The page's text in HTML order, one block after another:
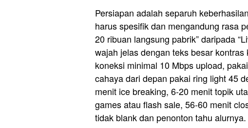
Persiapan adalah separuh
harus spesifik dan mengandung rasa
20 ribuan langsung pabrik” daripada
wajah jelas dengan teks besar
koneksi minimal 10 Mbps upload,
cahaya dari depan pakai ring light 45
menit ice breaking, 6-20 menit topik
games atau flash sale, 56-60 menit
tidak blank dan penonton tahu alurnya.